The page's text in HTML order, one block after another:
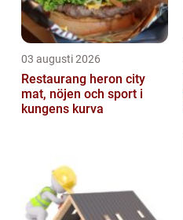
03 augusti 2026
Restaurang heron city
mat, nöjen och sport i
kungens kurva